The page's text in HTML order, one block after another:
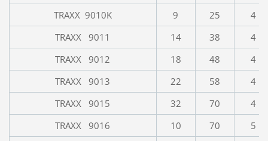
TRAXX 9010K
9 25
4
TRAXX 9011
14 38
4
TRAXX 9012
18 48
4
TRAXX 9013
22 58
4
TRAXX 9015
32 70
4
TRAXX 9016
10 70
5